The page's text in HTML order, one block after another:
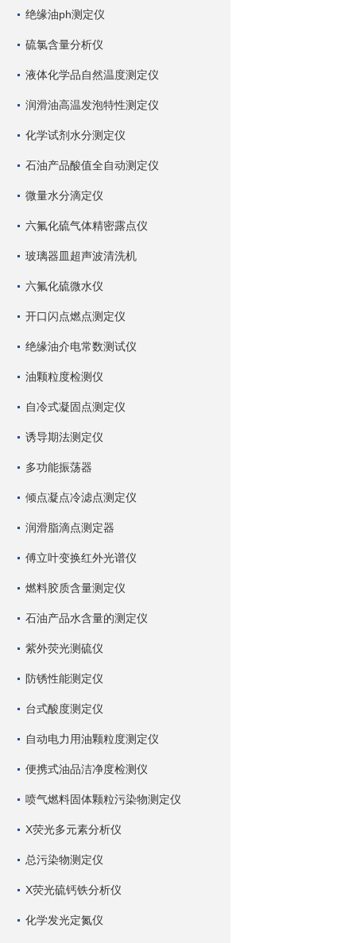
绝缘油ph测定仪
硫氯含量分析仪
液体化学品自然温度测定仪
润滑油高温发泡特性测定仪
化学试剂水分测定仪
石油产品酸值全自动测定仪
微量水分滴定仪
六氟化硫气体精密露点仪
玻璃器皿超声波清洗机
六氟化硫微水仪
开口闪点燃点测定仪
绝缘油介电常数测试仪
油颗粒度检测仪
自冷式凝固点测定仪
诱导期法测定仪
多功能振荡器
倾点凝点冷滤点测定仪
润滑脂滴点测定器
傅立叶变换红外光谱仪
燃料胶质含量测定仪
石油产品水含量的测定仪
紫外荧光测硫仪
防锈性能测定仪
台式酸度测定仪
自动电力用油颗粒度测定仪
便携式油品洁净度检测仪
喷气燃料固体颗粒污染物测定仪
X荧光多元素分析仪
总污染物测定仪
X荧光硫钙铁分析仪
化学发光定氮仪